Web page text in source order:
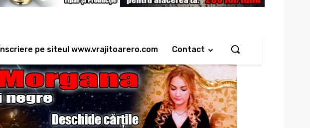
Înscriere pe siteul www.vrajitoarero.com Contact